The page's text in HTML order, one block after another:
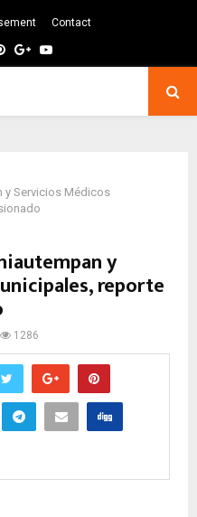
Contact
Pinterest
GoogleYoutube
y Servicios Médicos
y
reporte
1286